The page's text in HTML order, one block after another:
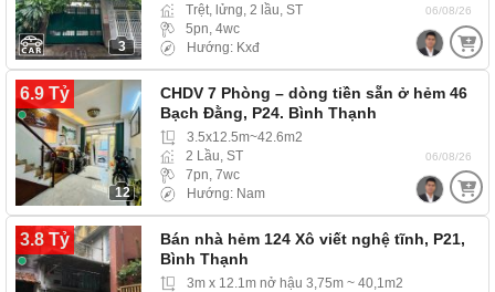
3
Trệt, lửng, 2 lầu, ST
5pn, 4wc
Hướng: Kxđ
06/08/26
6.9 Tỷ
12
CHDV 7 Phòng – dòng tiền sẵn ở hẻm 46
Bạch Đằng, P24. Bình Thạnh
3.5x12.5m~42.6m2
2 Lầu, ST
7pn, 7wc
Hướng: Nam
06/08/26
3.8 Tỷ
Bán nhà hẻm 124 Xô viết nghệ tĩnh, P21,
Bình Thạnh
3m x 12.1m nở hậu 3,75m ~ 40,1m2